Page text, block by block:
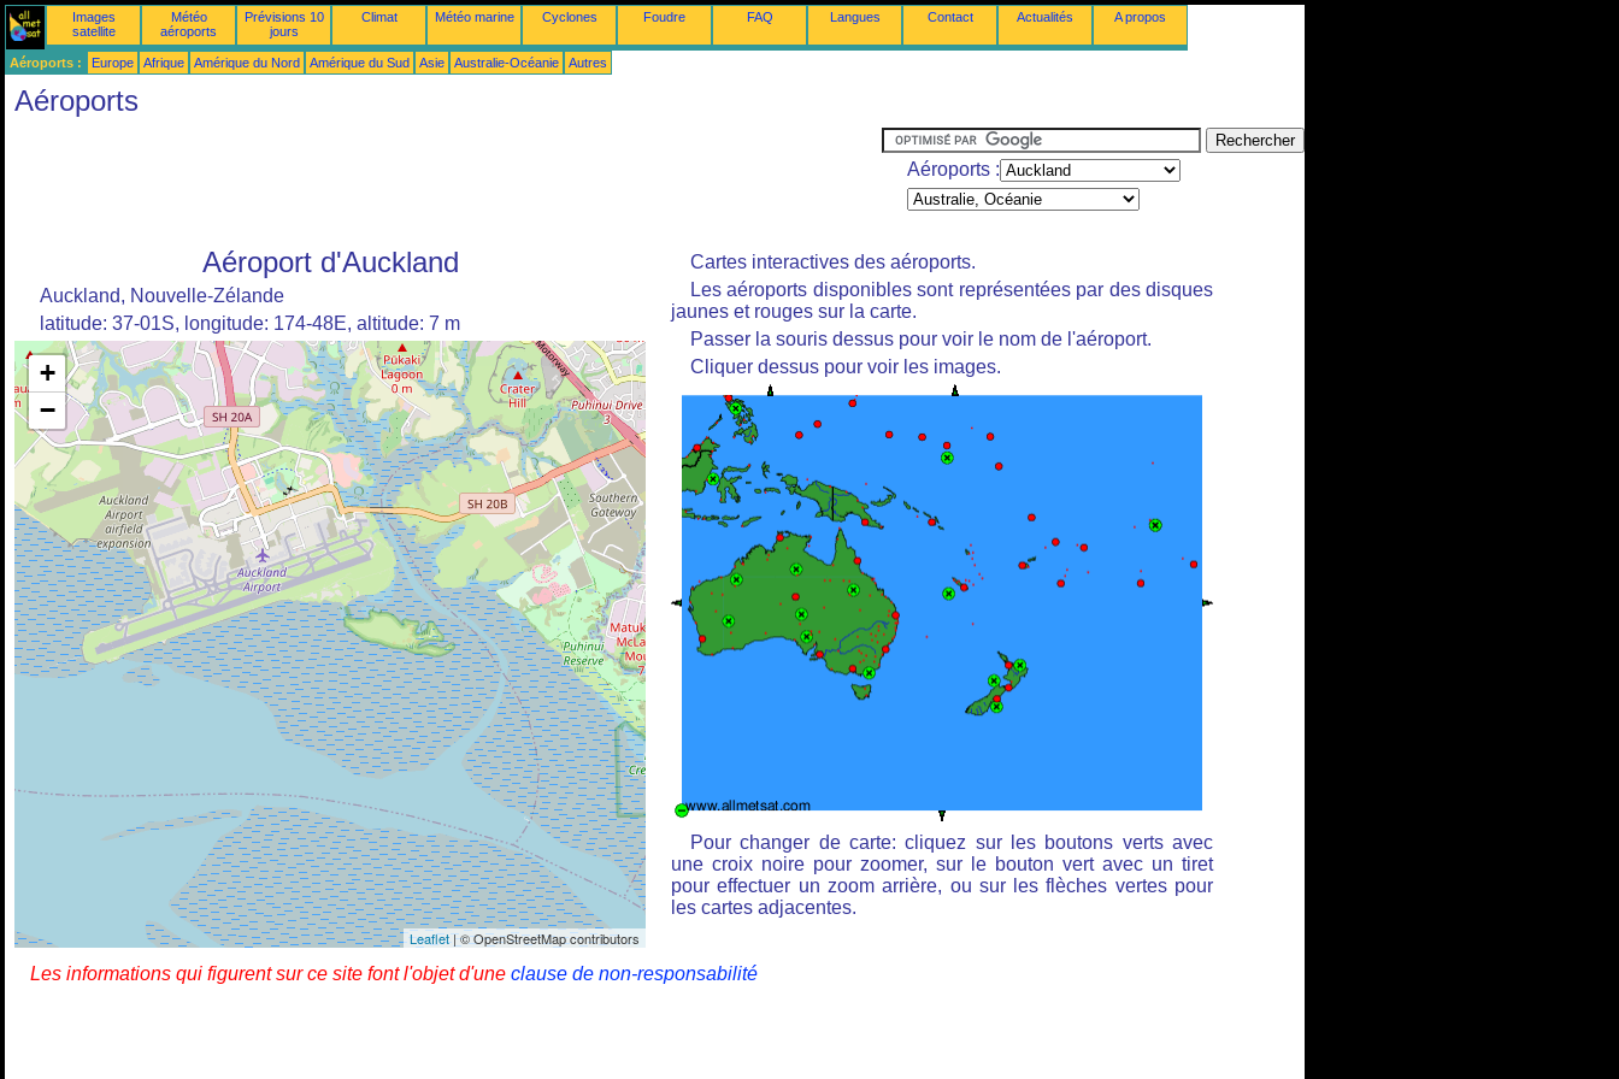
Images
satellite
Météo
aéroports
Prévisions 10
jours
Climat Météo marine Cyclones Foudre FAQ Langues Contact Actualités A propos
Aéroports : Europe Afrique Amérique du Nord Amérique du Sud Asie Australie-Océanie Autres
Aéroports
Aéroports :
Aéroport d'Auckland
Auckland, Nouvelle-Zélande
latitude: 37-01S, longitude: 174-48E, altitude: 7 m
+
−
Leaflet| © OpenStreetMap contributors
Cartes interactives des aéroports.
Les aéroports disponibles sont représentées par des disques
jaunes et rouges sur la carte.
Passer la souris dessus pour voir le nom de l'aéroport.
Cliquer dessus pour voir les images.
Pour changer de carte: cliquez sur les boutons verts avec
une croix noire pour zoomer, sur le bouton vert avec un tiret
pour effectuer un zoom arrière, ou sur les flèches vertes pour
les cartes adjacentes.
Les informations qui figurent sur ce site font l'objet d'une clause de non-responsabilité